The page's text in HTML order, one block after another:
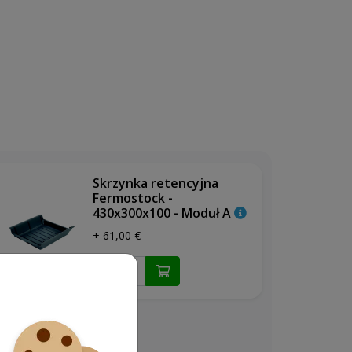
Skrzynka retencyjna
Fermostock -
430x300x100 - Moduł A
+ 61,00 €